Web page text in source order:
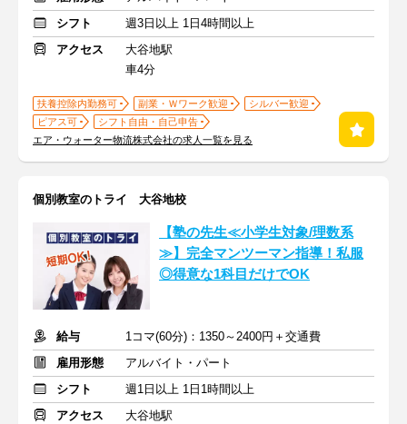
シフト
週3日以上 1日4時間以上
アクセス
大谷地駅
車4分
扶養控除内勤務可 副業・Ｗワーク歓迎
シルバー歓迎
ピアス可
シフト自由・自己申告
エア・ウォーター物流株式会社の求人一覧を見る
個別教室のトライ 大谷地校
【塾の先生≪小学生対象/理数系
≫】完全マンツーマン指導！私服
◎得意な1科目だけでOK
給与
1コマ(60分)：1350～2400円＋交通費
雇用形態
アルバイト・パート
シフト
週1日以上 1日1時間以上
アクセス
大谷地駅